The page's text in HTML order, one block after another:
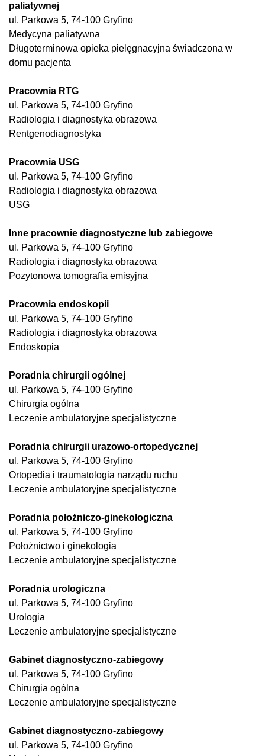
paliatywnej
ul. Parkowa 5, 74-100 Gryfino
Medycyna paliatywna
Długoterminowa opieka pielęgnacyjna świadczona w
domu pacjenta
Pracownia RTG
ul. Parkowa 5, 74-100 Gryfino
Radiologia i diagnostyka obrazowa
Rentgenodiagnostyka
Pracownia USG
ul. Parkowa 5, 74-100 Gryfino
Radiologia i diagnostyka obrazowa
USG
Inne pracownie diagnostyczne lub zabiegowe
ul. Parkowa 5, 74-100 Gryfino
Radiologia i diagnostyka obrazowa
Pozytonowa tomografia emisyjna
Pracownia endoskopii
ul. Parkowa 5, 74-100 Gryfino
Radiologia i diagnostyka obrazowa
Endoskopia
Poradnia chirurgii ogólnej
ul. Parkowa 5, 74-100 Gryfino
Chirurgia ogólna
Leczenie ambulatoryjne specjalistyczne
Poradnia chirurgii urazowo-ortopedycznej
ul. Parkowa 5, 74-100 Gryfino
Ortopedia i traumatologia narządu ruchu
Leczenie ambulatoryjne specjalistyczne
Poradnia położniczo-ginekologiczna
ul. Parkowa 5, 74-100 Gryfino
Położnictwo i ginekologia
Leczenie ambulatoryjne specjalistyczne
Poradnia urologiczna
ul. Parkowa 5, 74-100 Gryfino
Urologia
Leczenie ambulatoryjne specjalistyczne
Gabinet diagnostyczno-zabiegowy
ul. Parkowa 5, 74-100 Gryfino
Chirurgia ogólna
Leczenie ambulatoryjne specjalistyczne
Gabinet diagnostyczno-zabiegowy
ul. Parkowa 5, 74-100 Gryfino